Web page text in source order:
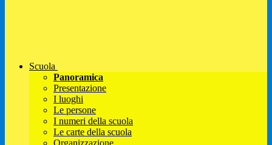
Scuola
Panoramica
Presentazione
I luoghi
Le persone
I numeri della scuola
Le carte della scuola